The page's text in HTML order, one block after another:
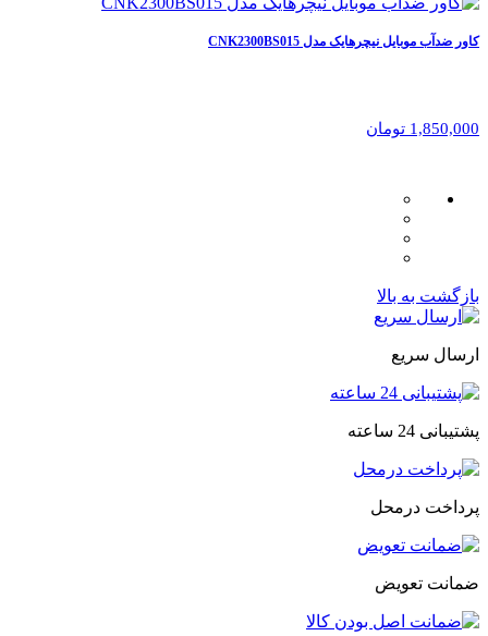
کاور ضدآب موبایل نیچرهایک مدل CNK2300BS015
1,850,000 تومان
بازگشت به بالا
ارسال سریع
پشتیبانی 24 ساعته
پرداخت درمحل
ضمانت تعویض